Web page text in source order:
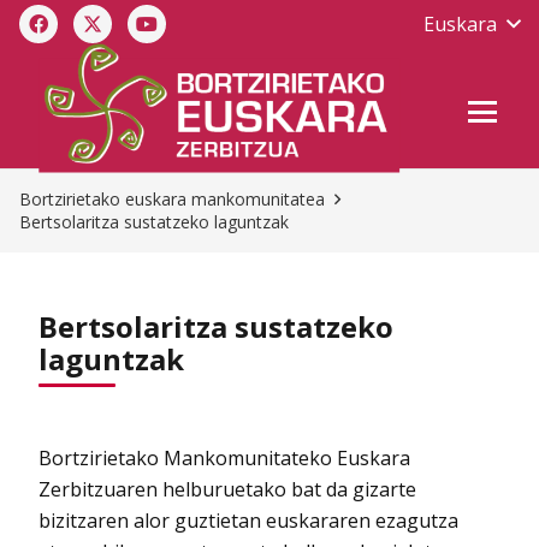
Euskara
Bortzirietako euskara mankomunitatea
Bertsolaritza sustatzeko laguntzak
Bertsolaritza sustatzeko
laguntzak
Bortzirietako Mankomunitateko Euskara
Zerbitzuaren helburuetako bat da gizarte
bizitzaren alor guztietan euskararen ezagutza